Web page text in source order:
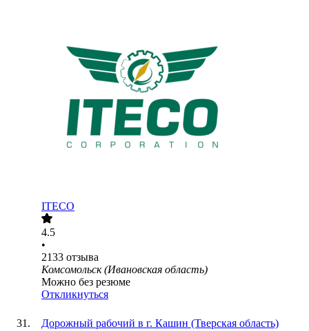
ITECO
4.5
•
2133 отзыва
Комсомольск (Ивановская область)
Можно без резюме
Откликнуться
Дорожный рабочий в г. Кашин (Тверская область)